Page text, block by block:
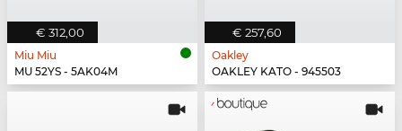
€ 312,00
Miu Miu
MU 52YS - 5AK04M
€ 257,60
Oakley
OAKLEY KATO - 945503